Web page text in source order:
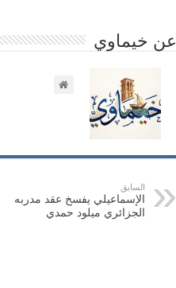
عن خيماوي
السابق
الإسماعيلي يفسخ عقد مدربه
الجزائري ميلود حمدي